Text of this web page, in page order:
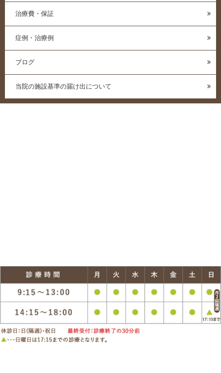
治療費・保証
症例・治療例
ブログ
当院の施設基準の届け出について